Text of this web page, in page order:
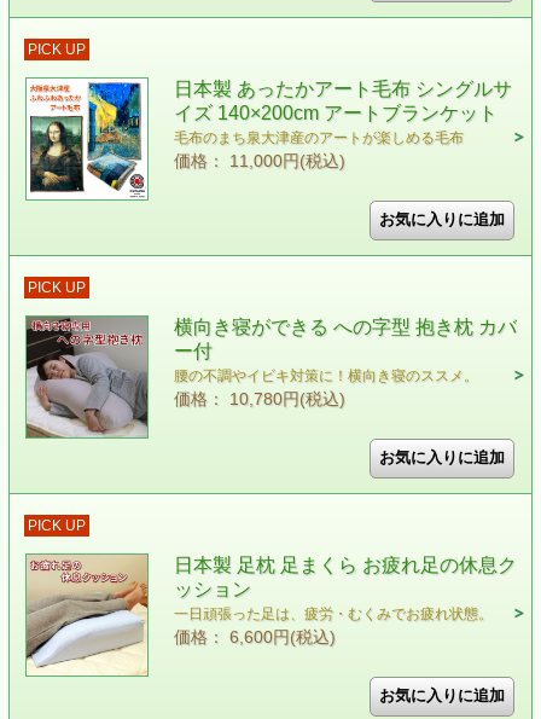
PICK UP
日本製 あったかアート毛布 シングルサ
イズ 140×200cm アートブランケット
毛布のまち泉大津産のアートが楽しめる毛布
価格： 11,000円(税込)
PICK UP
横向き寝ができる への字型 抱き枕 カバ
ー付
腰の不調やイビキ対策に！横向き寝のススメ。
価格： 10,780円(税込)
PICK UP
日本製 足枕 足まくら お疲れ足の休息ク
ッション
一日頑張った足は、疲労・むくみでお疲れ状態。
価格： 6,600円(税込)